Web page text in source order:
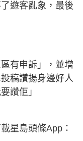
遊客亂象，最後
有申訴」，並增
稿讚揚身邊好人
讚佢」
星島頭條App：